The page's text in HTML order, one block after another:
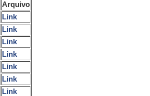
Arquivo
Link
Link
Link
Link
Link
Link
Link